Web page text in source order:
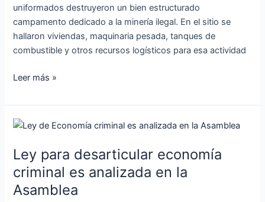
uniformados destruyeron un bien estructurado
campamento dedicado a la minería ilegal. En el sitio se
hallaron viviendas, maquinaria pesada, tanques de
combustible y otros recursos logísticos para esa actividad
Leer más »
Ley para desarticular economía
criminal es analizada en la
Asamblea
Ley
desarticular
economía
es